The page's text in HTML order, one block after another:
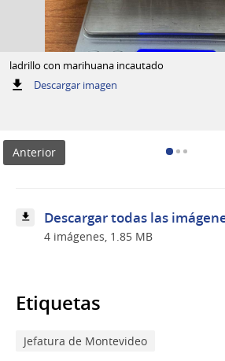
ladrillo con marihuana incautado
Descargar imagen:
Anterior
Descargar todas las
4 imágenes, 1.85 MB
Etiquetas
Jefatura de Montevideo